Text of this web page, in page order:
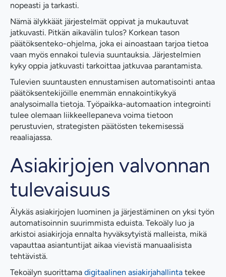
nopeasti ja tarkasti.
Nämä älykkäät järjestelmät oppivat ja mukautuvat
jatkuvasti. Pitkän aikavälin tulos? Korkean tason
päätöksenteko-ohjelma, joka ei ainoastaan tarjoa tietoa
vaan myös ennakoi tulevia suuntauksia. Järjestelmien
kyky oppia jatkuvasti tarkoittaa jatkuvaa parantamista.
Tulevien suuntausten ennustamisen automatisointi antaa
päätöksentekijöille enemmän ennakointikykyä
analysoimalla tietoja. Työpaikka-automaation integrointi
tulee olemaan liikkeellepaneva voima tietoon
perustuvien, strategisten päätösten tekemisessä
reaaliajassa.
Asiakirjojen valvonnan
tulevaisuus
Älykäs asiakirjojen luominen ja järjestäminen on yksi työn
automatisoinnin suurimmista eduista. Tekoäly luo ja
arkistoi asiakirjoja ennalta hyväksytyistä malleista, mikä
vapauttaa asiantuntijat aikaa vievistä manuaalisista
tehtävistä.
Tekoälyn suorittama digitaalinen asiakirjahallinta tekee